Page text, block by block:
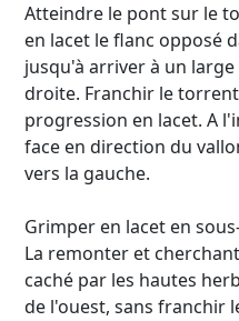
Atteindre le pont sur le
en lacet le flanc opposé
jusqu'à arriver à un
droite. Franchir le
progression en lacet. A
face en direction du
vers la gauche.
Grimper en lacet en
La remonter et
caché par les hautes
de l'ouest, sans franchir